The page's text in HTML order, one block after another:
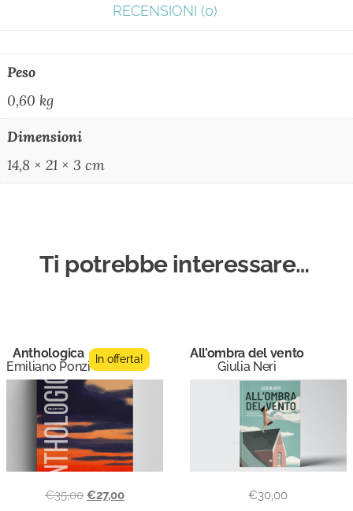
RECENSIONI (0)
Peso
0,60 kg
Dimensioni
14,8 × 21 × 3 cm
Ti potrebbe interessare…
Anthologica
Emiliano Ponzi
In offerta!
€35,00 €27,00
All’ombra del vento
Giulia Neri
€30,00